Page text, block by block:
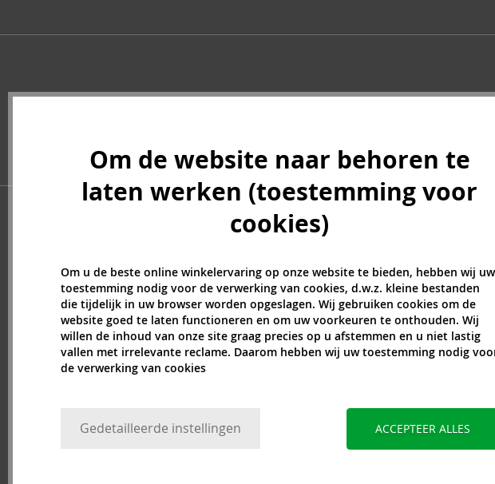
Asdaaf (30)
Atopalm (7)
Aveda (61)
Avène (32)
Azha (37)
Babor (20)
Baby Boom (4)
Baldessarini (35)
Baldinini (1)
Banana Republic (47)
Om de website naar behoren te
laten werken (toestemming voor
cookies)
Om u de beste online winkelervaring op onze website te bieden, hebben wij uw
toestemming nodig voor de verwerking van cookies, d.w.z. kleine bestanden
die tijdelijk in uw browser worden opgeslagen. Wij gebruiken cookies om de
website goed te laten functioneren en om uw voorkeuren te onthouden. Wij
willen de inhoud van onze site graag precies op u afstemmen en u niet lastig
vallen met irrelevante reclame. Daarom hebben wij uw toestemming nodig
de verwerking van cookies
Gedetailleerde instellingen ACCEPTEER ALLES